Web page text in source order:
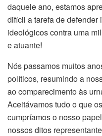
daquele ano, estamos
difícil a tarefa de defender
ideológicos contra uma
e atuante!
Nós passamos muitos
políticos, resumindo a
ao comparecimento às
Aceitávamos tudo o que
cumpríamos o nosso
nossos ditos